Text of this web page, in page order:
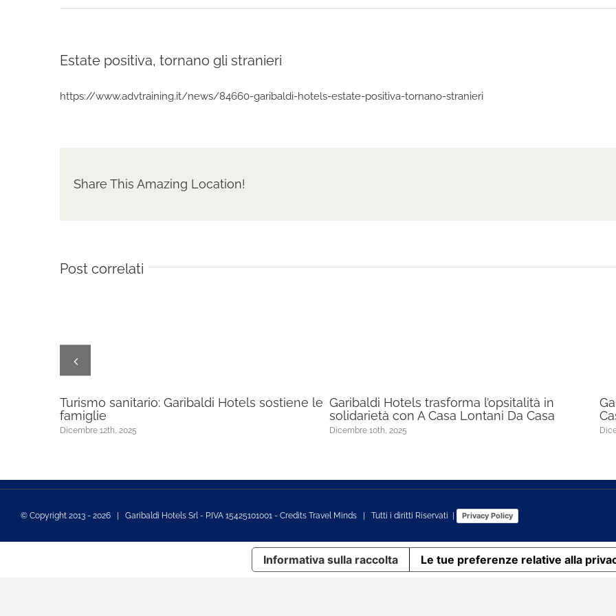
Estate positiva, tornano gli stranieri
https://www.advtraining.it/news/84660-garibaldi-hotels-estate-positiva-tornano-stranieri
Share This Amazing Location!
Post correlati
Turismo sanitario: Garibaldi Hotels sostiene le
famiglie
Dicembre 12th, 2025
Garibaldi Hotels trasforma l’opsitalità in
solidarietà con A Casa Lontani Da Casa
Dicembre 10th, 2025
© Copyright 2013 - 2026 | Garibaldi Hotels Srl - P.IVA 15425101001 - Credits Travel Minds | Tutti i diritti Riservati | Privacy Policy
Informativa sulla raccolta Le tue preferenze relative alla